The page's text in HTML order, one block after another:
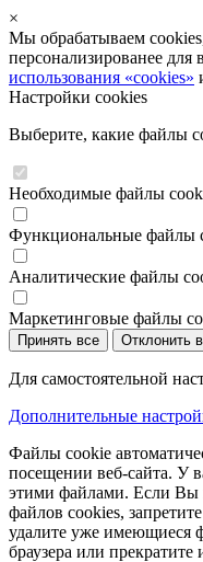
×
Мы обрабатываем
персонализированее для
использования «cookies»
Настройки cookies
Выберите, какие файлы
Необходимые файлы
Функциональные файлы
Аналитические файлы
Маркетинговые файлы
Принять все Отклонить
Для самостоятельной
Дополнительные
Файлы cookie
посещении веб-сайта. У
этими файлами. Если Вы
файлов cookies,
удалите уже имеющиеся
браузера или прекратите